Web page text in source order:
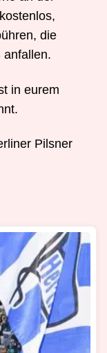
die
anfallen.
in eurem
Pilsner